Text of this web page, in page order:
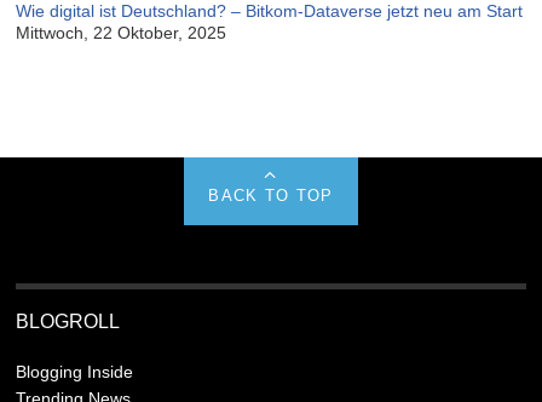
Wie digital ist Deutschland? – Bitkom-Dataverse jetzt neu am Start
Mittwoch, 22 Oktober, 2025
BACK TO TOP
BLOGROLL
Blogging Inside
Trending News